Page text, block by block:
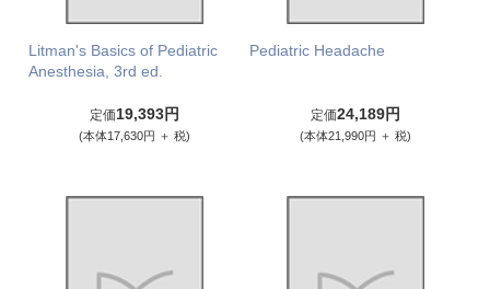
Litman's Basics of Pediatric
Anesthesia, 3rd ed.
定価19,393円
(本体17,630円 ＋ 税)
Pediatric Headache
定価24,189円
(本体21,990円 ＋ 税)